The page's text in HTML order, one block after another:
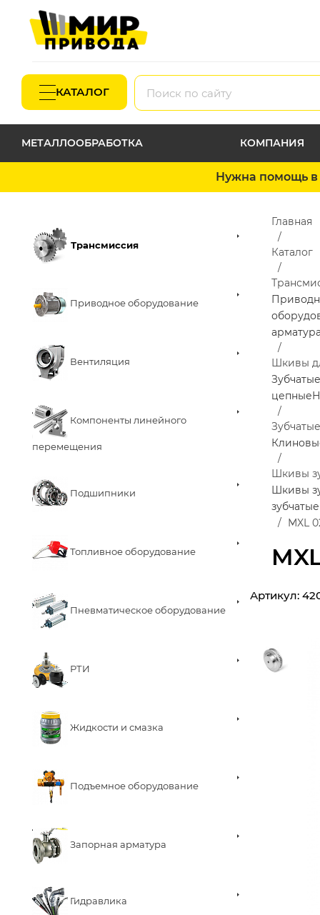
КАТАЛОГ
МЕТАЛЛООБРАБОТКА КОМПАНИЯ
Нужна помощь в
Трансмиссия
Приводное оборудование
Вентиляция
Компоненты линейного
перемещения
Подшипники
Топливное оборудование
Пневматическое оборудование
РТИ
Жидкости и смазка
Подъемное оборудование
Запорная арматура
Гидравлика
Главная
Каталог
Шкивы
цепные
Шкивы
Шкивы
MXL
Артикул: